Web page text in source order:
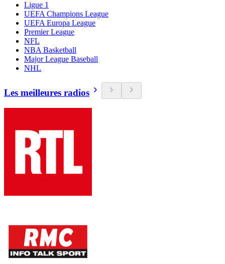
Ligue 1
UEFA Champions League
UEFA Europa League
Premier League
NFL
NBA Basketball
Major League Baseball
NHL
Les meilleures radios